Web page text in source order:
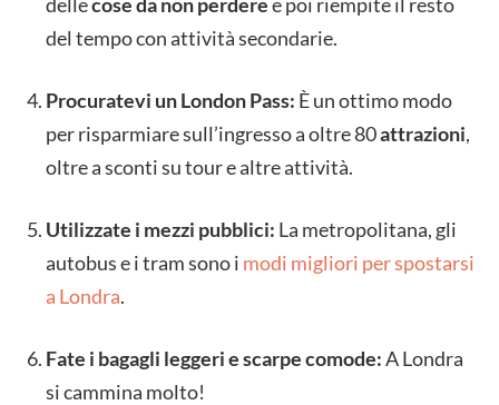
del tempo con attività secondarie.
Procuratevi un London Pass: È un ottimo modo
per risparmiare sull’ingresso a oltre 80attrazioni,
oltre a sconti su tour e altre attività.
Utilizzate i mezzi pubblici: La metropolitana, gli
autobus e i tram sono i modi migliori per spostarsi
a Londra.
Fate i bagagli leggeri e scarpe comode:A Londra
si cammina molto!